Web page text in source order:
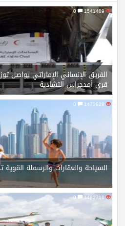
1541489
الفريق الإنساني الإماراتي يواصل
قرى أمدجراس التشادية
1473928
السياحة والعقارات والرسملة
1482711
0